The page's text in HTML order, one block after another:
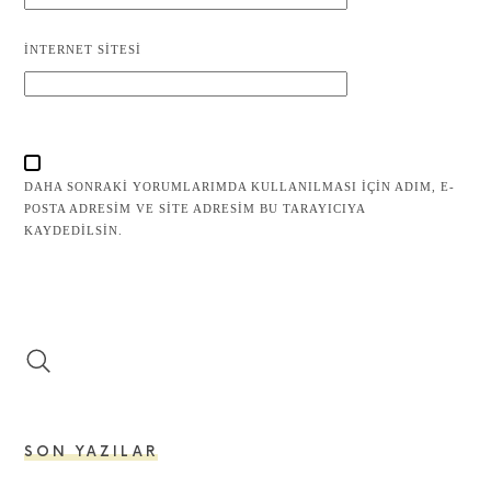
İNTERNET SITESI
DAHA SONRAKI YORUMLARIMDA KULLANILMASI IÇIN ADIM, E-
POSTA ADRESIM VE SITE ADRESIM BU TARAYICIYA
KAYDEDILSIN.
SON YAZILAR